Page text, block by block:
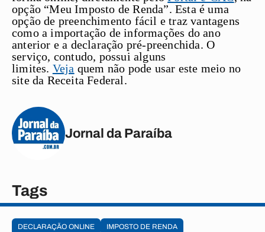
opção “Meu Imposto de Renda”. Esta é uma
opção de preenchimento fácil e traz vantagens
como a importação de informações do ano
anterior e a declaração pré-preenchida. O
serviço, contudo, possui alguns
limites. Veja quem não pode usar este meio no
site da Receita Federal.
Jornal da Paraíba
Tags
DECLARAÇÃO ONLINE
IMPOSTO DE RENDA